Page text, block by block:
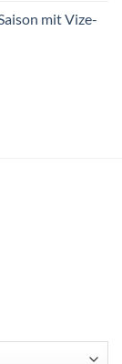
mit Vize-